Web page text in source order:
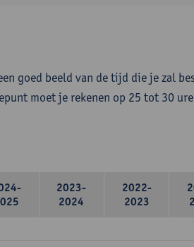
goed beeld van de tijd die je zal
moet je rekenen op 25 tot 30
2023-
2024
2022-
2023